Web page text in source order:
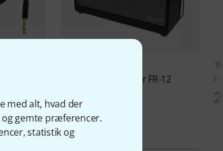
med alt, hvad der
gemte præferencer.
statistik og
Tone Master FR-12
4.111 kr